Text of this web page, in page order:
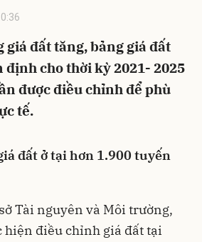
đất tăng, bảng giá đất
định cho thời kỳ 2021- 2025
được điều chỉnh để phù
tế.
đất ở tại hơn 1.900 tuyến
Tài nguyên và Môi trường,
hiện điều chỉnh giá đất tại
Hủy